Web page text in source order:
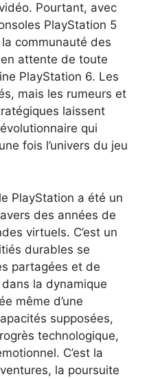
Pourtant, avec
PlayStation 5
communauté des
attente de toute
PlayStation 6. Les
mais les rumeurs et
laissent
qui
fois l’univers du jeu
PlayStation a été un
des années de
virtuels. C’est un
durables se
partagées et de
la dynamique
même d’une
supposées,
technologique,
C’est la
la poursuite